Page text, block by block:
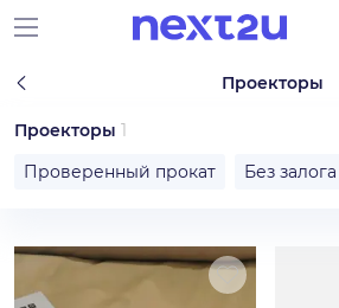
Проекторы
Проекторы 1
Проверенный прокат
Без залога